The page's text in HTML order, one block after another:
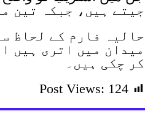
جیتے ہیں، جبکہ تین
حالیہ فارم کے لحاظ
میدان میں اتری ہیں
کر چکی ہیں۔
Post Views: 124